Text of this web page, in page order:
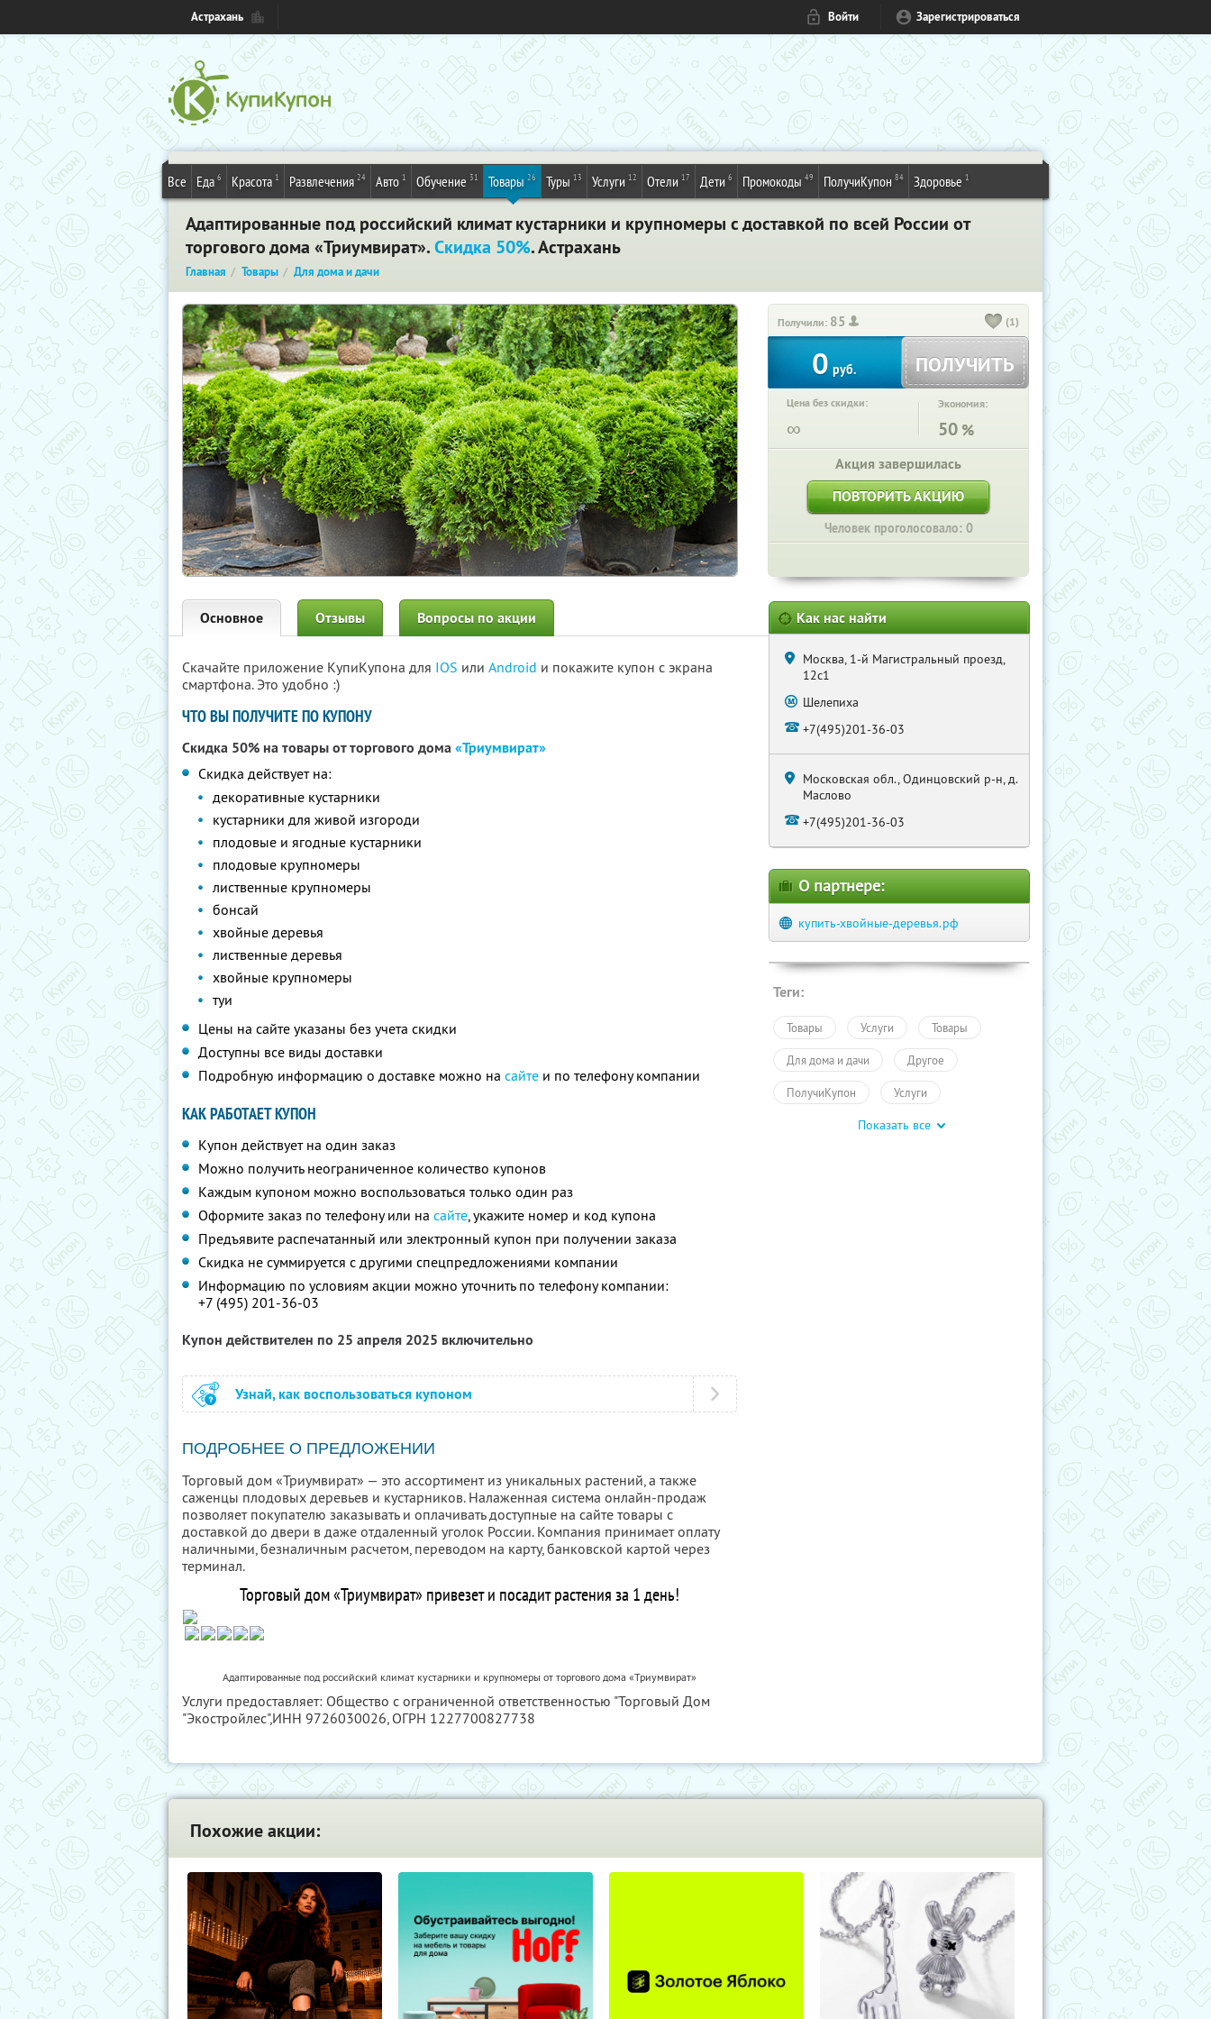
Астрахань Войти Зарегистрироваться
Все Еда 6 Красота 1 Развлечения 24 Авто 1 Обучение 31 Товары 26 Туры 13 Услуги 12 Отели 17 Дети 6 Промокоды 49 ПолучиКупон 84 Здоровье 1
Адаптированные под российский климат кустарники и крупномеры с доставкой по всей России от
торгового дома «Триумвират».Скидка 50%. Астрахань
Главная Товары Для дома и дачи
Получили: 85 (1)
0 руб. ПОЛУЧИТЬ
Цена без скидки:
∞
Экономия:
50 %
Акция завершилась
ПОВТОРИТЬ АКЦИЮ
Человек проголосовало: 0
Основное Отзывы Вопросы по акции
Скачайте приложение КупиКупона для IOS или Android и покажите купон с экрана
смартфона. Это удобно :)
ЧТО ВЫ ПОЛУЧИТЕ ПО КУПОНУ
Скидка 50% на товары от торгового дома«Триумвират»
Скидка действует на:
декоративные кустарники
кустарники для живой изгороди
плодовые и ягодные кустарники
плодовые крупномеры
лиственные крупномеры
бонсай
хвойные деревья
лиственные деревья
хвойные крупномеры
туи
Цены на сайте указаны без учета скидки
Доступны все виды доставки
Подробную информацию о доставке можно на сайте и по телефону компании
КАК РАБОТАЕТ КУПОН
Купон действует на один заказ
Можно получить неограниченное количество купонов
Каждым купоном можно воспользоваться только один раз
Оформите заказ по телефону или на сайте, укажите номер и код купона
Предъявите распечатанный или электронный купон при получении заказа
Скидка не суммируется с другими спецпредложениями компании
Информацию по условиям акции можно уточнить по телефону компании:
+7 (495) 201-36-03
Купон действителен по 25 апреля 2025 включительно
Узнай, как воспользоваться купоном
ПОДРОБНЕЕ О ПРЕДЛОЖЕНИИ
Торговый дом «Триумвират» — это ассортимент из уникальных растений, а также
саженцы плодовых деревьев и кустарников. Налаженная система онлайн-продаж
позволяет покупателю заказывать и оплачивать доступные на сайте товары с
доставкой до двери в даже отдаленный уголок России. Компания принимает оплату
наличными, безналичным расчетом, переводом на карту, банковской картой через
терминал.
Торговый дом «Триумвират» привезет и посадит растения за 1 день!
Адаптированные под российский климат кустарники и крупномеры от торгового дома «Триумвират»
Услуги предоставляет: Общество с ограниченной ответственностью "Торговый Дом
"Экостройлес",ИНН 9726030026, ОГРН 1227700827738
Как нас найти
Москва, 1-й Магистральный проезд,
12с1
Шелепиха
+7(495)201-36-03
Московская обл., Одинцовский р-н, д.
Маслово
+7(495)201-36-03
О партнере:
купить-хвойные-деревья.рф
Теги:
Товары Услуги Товары
Для дома и дачи Другое
ПолучиКупон Услуги
Показать все
Похожие акции: